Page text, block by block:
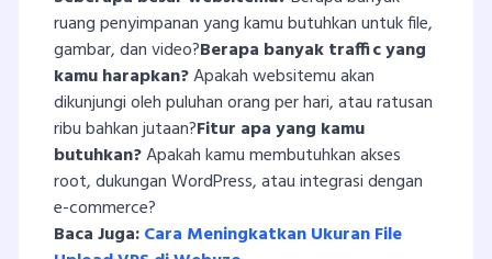
ruang penyimpanan yang kamu butuhkan untuk file,
gambar, dan video?Berapa banyak traffic yang
kamu harapkan?Apakah websitemu akan
dikunjungi oleh puluhan orang per hari, atau ratusan
ribu bahkan jutaan?Fitur apa yang kamu
butuhkan?Apakah kamu membutuhkan akses
root, dukungan WordPress, atau integrasi dengan
e-commerce?
Baca Juga:Cara Meningkatkan Ukuran File